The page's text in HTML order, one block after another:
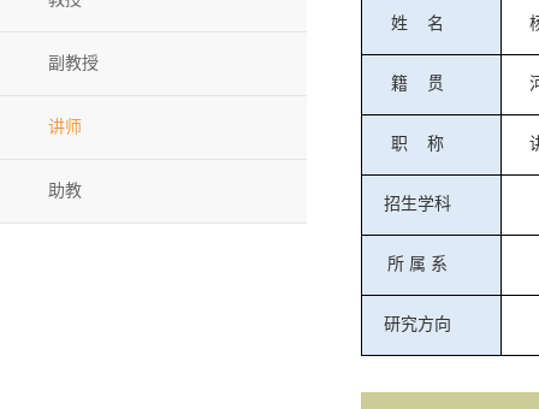
副教授
讲师
助教
姓 名
籍 贯
职 称
招生学科
所 属 系
研究方向